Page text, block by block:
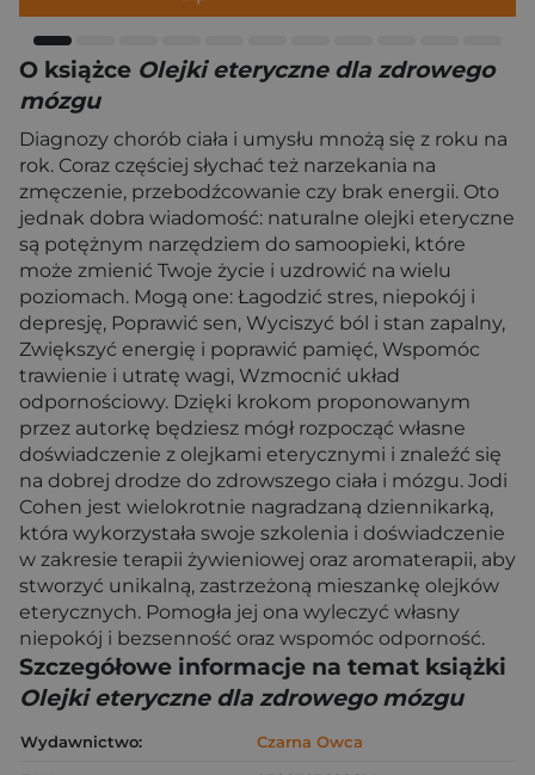
O książce Olejki eteryczne dla zdrowego
mózgu
Diagnozy chorób ciała i umysłu mnożą się z roku na
rok. Coraz częściej słychać też narzekania na
zmęczenie, przebodźcowanie czy brak energii. Oto
jednak dobra wiadomość: naturalne olejki eteryczne
są potężnym narzędziem do samoopieki, które
może zmienić Twoje życie i uzdrowić na wielu
poziomach. Mogą one: Łagodzić stres, niepokój i
depresję, Poprawić sen, Wyciszyć ból i stan zapalny,
Zwiększyć energię i poprawić pamięć, Wspomóc
trawienie i utratę wagi, Wzmocnić układ
odpornościowy. Dzięki krokom proponowanym
przez autorkę będziesz mógł rozpocząć własne
doświadczenie z olejkami eterycznymi i znaleźć się
na dobrej drodze do zdrowszego ciała i mózgu. Jodi
Cohen jest wielokrotnie nagradzaną dziennikarką,
która wykorzystała swoje szkolenia i doświadczenie
w zakresie terapii żywieniowej oraz aromaterapii, aby
stworzyć unikalną, zastrzeżoną mieszankę olejków
eterycznych. Pomogła jej ona wyleczyć własny
niepokój i bezsenność oraz wspomóc odporność.
Szczegółowe informacje na temat książki
Olejki eteryczne dla zdrowego mózgu
Wydawnictwo:
Czarna Owca